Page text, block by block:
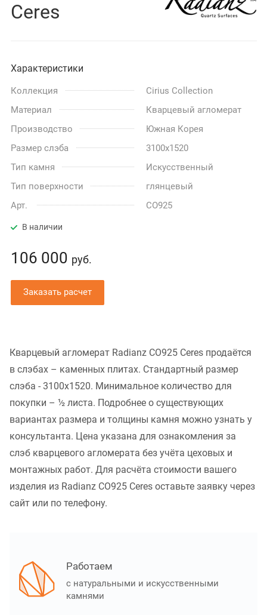
Ceres
Характеристики
Коллекция
Cirius Collection
Материал
Кварцевый агломерат
Производство
Южная Корея
Размер слэба
3100x1520
Тип камня
Искусственный
Тип поверхности
глянцевый
Арт.
CO925
В наличии
106 000 руб.
Заказать расчет
Кварцевый агломерат Radianz CO925 Ceres продаётся
в слэбах – каменных плитах. Стандартный размер
слэба - 3100x1520. Минимальное количество для
покупки – ½ листа. Подробнее о существующих
вариантах размера и толщины камня можно узнать у
консультанта. Цена указана для ознакомления за
слэб кварцевого агломерата без учёта цеховых и
монтажных работ. Для расчёта стоимости вашего
изделия из Radianz CO925 Ceres оставьте заявку через
сайт или по телефону.
Работаем
с натуральными и искусственными
камнями